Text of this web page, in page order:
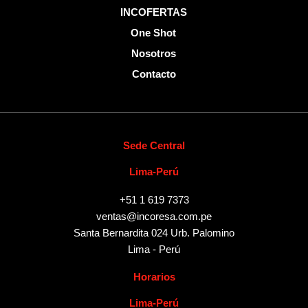
INCOFERTAS
One Shot
Nosotros
Contacto
Sede Central
Lima-Perú
+51 1 619 7373
ventas@incoresa.com.pe
Santa Bernardita 024 Urb. Palomino
Lima - Perú
Horarios
Lima-Perú